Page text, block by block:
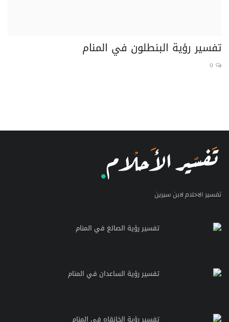
تفسير رؤية البنطلون في المنام
0
تفسير الاحلام لابن سيرين
تفسير رؤية الصائغ في المنام
تفسير رؤية الساعدان في المنام
تفسير رؤية الخانقاه في المنام